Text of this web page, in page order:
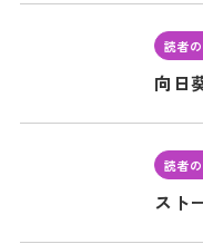
読者
向日
読者
スト